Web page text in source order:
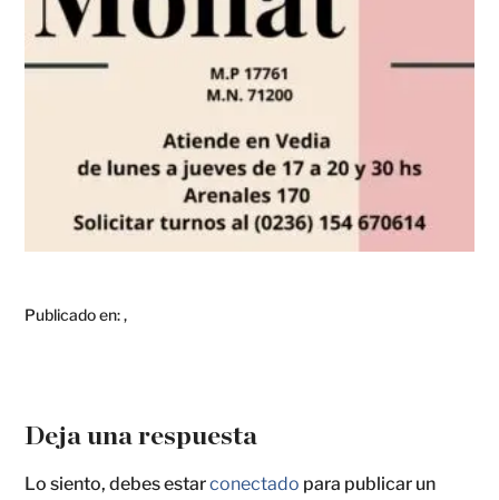
Publicado en:,
Deja una respuesta
Lo siento, debes estarconectado para publicar un